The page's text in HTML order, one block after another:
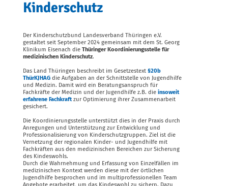
Kinderschutz
Der Kinderschutzbund Landesverband Thüringen e.V.
gestaltet seit September 2024 gemeinsam mit dem St. Georg
Klinikum Eisenach die Thüringer Koordinierungsstelle für
medizinischen Kinderschutz.
Das Land Thüringen beschreibt im Gesetzestext §20b
ThürKJHAGdie Aufgaben an der Schnittstelle von Jugendhilfe
und Medizin. Damit wird ein Beratungsanspruch für
Fachkräfte der Medizin und der Jugendhilfe z.B. die insoweit
erfahrene Fachkraftzur Optimierung ihrer Zusammenarbeit
gesichert.
Die Koordinierungsstelle unterstützt dies in der Praxis durch
Anregungen und Unterstützung zur Entwicklung und
Professionalisierung von Kinderschutzgruppen. Ziel ist die
Vernetzung der regionalen Kinder- und Jugendhilfe mit
Fachkräften aus den medizinischen Bereichen zur Sicherung
des Kindeswohls.
Durch die Wahrnehmung und Erfassung von Einzelfällen im
medizinischen Kontext werden diese mit der örtlichen
Jugendhilfe besprochen und im multiprofessionellen Team
Angebote erarbeitet, um das Kindeswohl zu sichern. Dazu